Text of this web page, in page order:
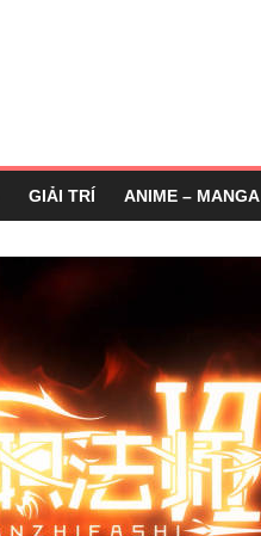
GIẢI TRÍ ANIME – MANGA